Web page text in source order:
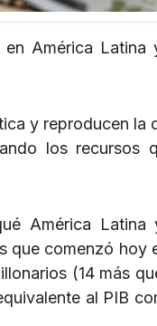
América Latina
y reproducen la
los recursos
América Latina
que comenzó hoy
(14 más
al PIB